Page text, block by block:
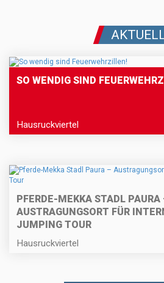
SO WENDIG SIND
Hausruckviertel
PFERDE-MEKKA STADL PAURA
AUSTRAGUNGSORT FÜR
JUMPING TOUR
Hausruckviertel